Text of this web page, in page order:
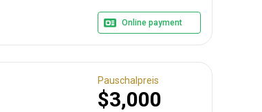
Online payment
Pauschalpreis
$3,000